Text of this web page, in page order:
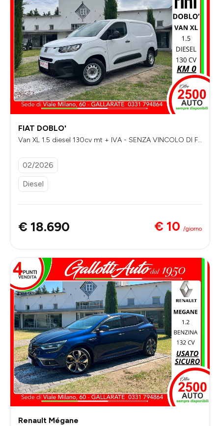
FIAT DOBLO'
Van XL 1.5 diesel 130cv mt + IVA - SENZA VINCOLO DI FI
02/2026
Diesel
€ 18.690 € 10 /giorno
Renault Mégane